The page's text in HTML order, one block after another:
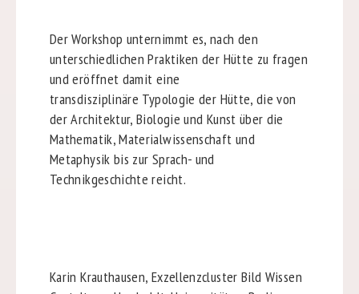
Der Workshop unternimmt es, nach den
unterschiedlichen Praktiken der Hütte zu fragen
und eröffnet damit eine
transdisziplinäre Typologie der Hütte, die von
der Architektur, Biologie und Kunst über die
Mathematik, Materialwissenschaft und
Metaphysik bis zur Sprach- und
Technikgeschichte reicht.
Karin Krauthausen, Exzellenzcluster Bild Wissen